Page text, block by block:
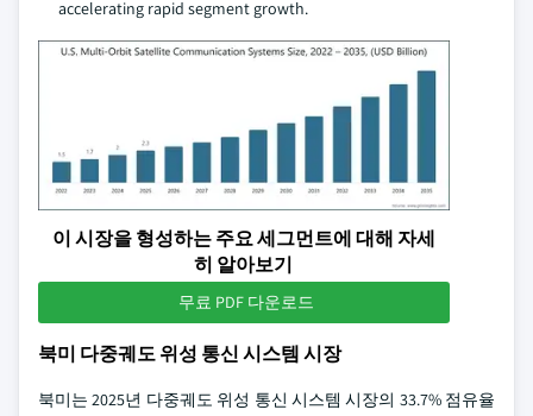
accelerating rapid segment growth.
이 시장을 형성하는 주요 세그먼트에 대해 자세
히 알아보기
무료 PDF 다운로드
북미 다중궤도 위성 통신 시스템 시장
북미는 2025년 다중궤도 위성 통신 시스템 시장의 33.7% 점유율